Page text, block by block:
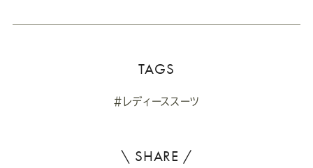
TAGS
#レディーススーツ
\ SHARE /